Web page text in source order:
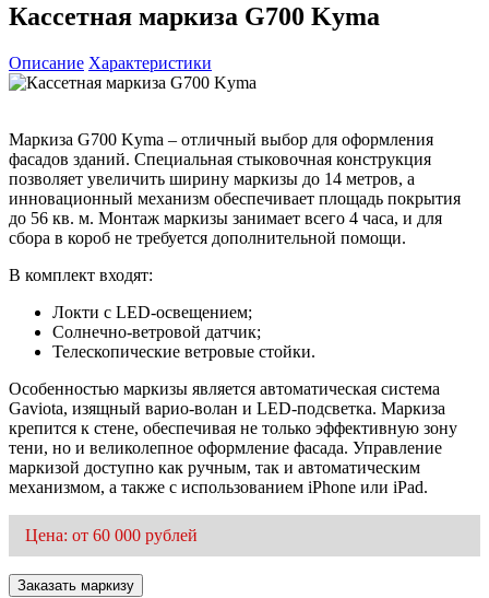
Кассетная маркиза G700 Kyma
Описание Характеристики
Маркиза G700 Kyma – отличный выбор для оформления
фасадов зданий. Специальная стыковочная конструкция
позволяет увеличить ширину маркизы до 14 метров, а
инновационный механизм обеспечивает площадь покрытия
до 56 кв. м. Монтаж маркизы занимает всего 4 часа, и для
сбора в короб не требуется дополнительной помощи.
В комплект входят:
Локти с LED-освещением;
Солнечно-ветровой датчик;
Телескопические ветровые стойки.
Особенностью маркизы является автоматическая система
Gaviota, изящный варио-волан и LED-подсветка. Маркиза
крепится к стене, обеспечивая не только эффективную зону
тени, но и великолепное оформление фасада. Управление
маркизой доступно как ручным, так и автоматическим
механизмом, а также с использованием iPhone или iPad.
Цена: от 60 000 рублей
Заказать маркизу